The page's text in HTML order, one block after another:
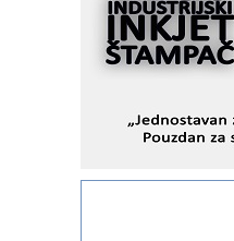
Alba d.o.o. – 35
metrologiji i
rešenjima
STAUFF –
sistema
YAMADA
pouzdanost u